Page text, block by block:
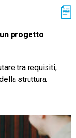
progetto
tra requisiti,
struttura.